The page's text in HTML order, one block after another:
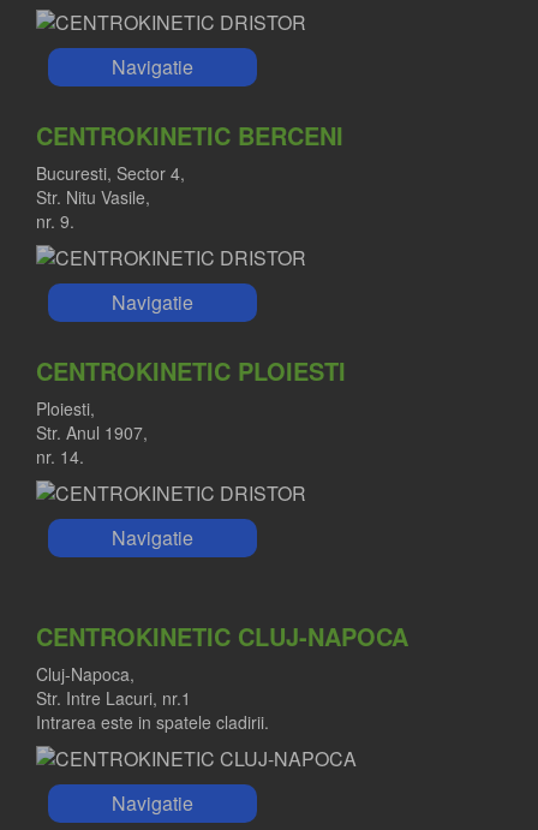
Navigatie
CENTROKINETIC BERCENI
Bucuresti, Sector 4,
Str. Nitu Vasile,
nr. 9.
Navigatie
CENTROKINETIC PLOIESTI
Ploiesti,
Str. Anul 1907,
nr. 14.
Navigatie
CENTROKINETIC CLUJ-NAPOCA
Cluj-Napoca,
Str. Intre Lacuri, nr.1
Intrarea este in spatele cladirii.
Navigatie